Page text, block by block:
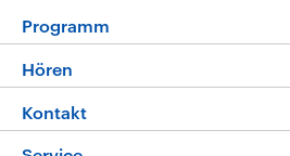
Programm
Die Nachrichten
Hören
Livestream
Kontakt
Hörerservice